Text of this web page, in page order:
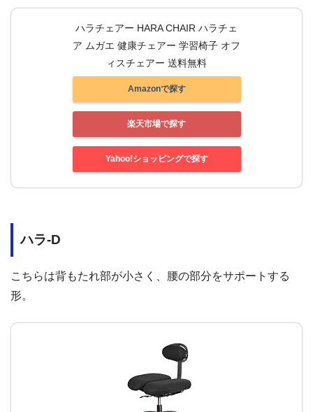
ハラチェアー HARA CHAIR ハラチェ
ア ムガエ 健康チェアー 学習椅子 オフ
ィスチェアー 送料無料
Amazonで探す
楽天市場で探す
Yahoo!ショッピングで探す
ハラ-D
こちらは背もたれ部が小さく、腰の部分をサポートする
形。